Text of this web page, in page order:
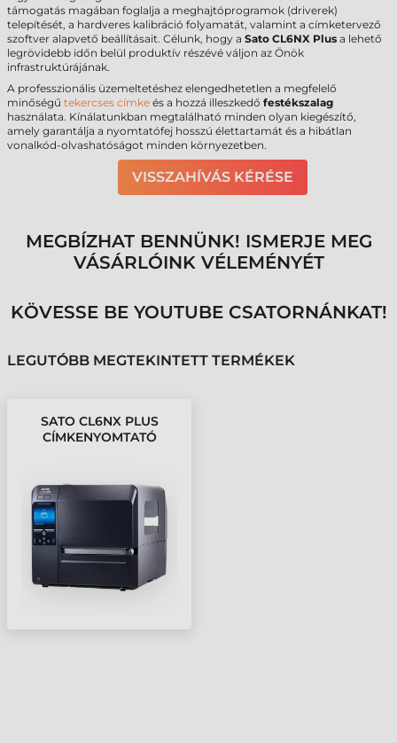
támogatás magában foglalja a meghajtóprogramok (driverek)
telepítését, a hardveres kalibráció folyamatát, valamint a címketervező
szoftver alapvető beállításait. Célunk, hogy a Sato CL6NX Plus a lehető
legrövidebb időn belül produktív részévé váljon az Önök
infrastruktúrájának.
A professzionális üzemeltetéshez elengedhetetlen a megfelelő
minőségű tekercses címke és a hozzá illeszkedő festékszalag
használata. Kínálatunkban megtalálható minden olyan kiegészítő,
amely garantálja a nyomtatófej hosszú élettartamát és a hibátlan
vonalkód-olvashatóságot minden környezetben.
VISSZAHÍVÁS KÉRÉSE
MEGBÍZHAT BENNÜNK! ISMERJE MEG
VÁSÁRLÓINK VÉLEMÉNYÉT
KÖVESSE BE YOUTUBE CSATORNÁNKAT!
LEGUTÓBB MEGTEKINTETT TERMÉKEK
SATO CL6NX PLUS
CÍMKENYOMTATÓ